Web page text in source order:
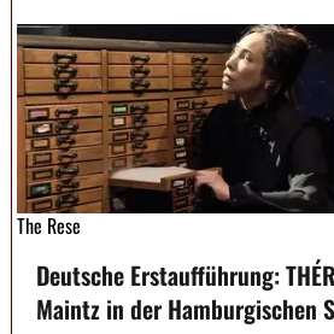
The Rese
Deutsche Erstaufführung:
Maintz in der Hamburgischen